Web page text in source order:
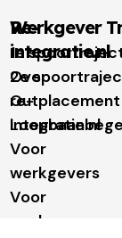
Re-
integratie.nl
Over
re-
integratie.nl
Voor
werkgevers
Voor
werknemers
Werkgever
1e
2e
Outplacement